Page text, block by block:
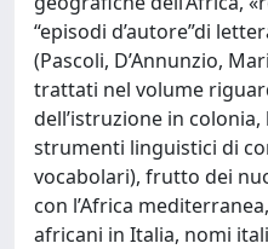
“episodi d’autore”di
(Pascoli, D’Annunzio,
trattati nel volume
dell’istruzione in
strumenti linguistici di
vocabolari), frutto dei
con l’Africa
africani in Italia, nomi